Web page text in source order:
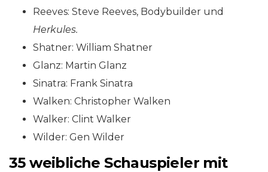
Reeves: Steve Reeves, Bodybuilder und
Herkules.
Shatner: William Shatner
Glanz: Martin Glanz
Sinatra: Frank Sinatra
Walken: Christopher Walken
Walker: Clint Walker
Wilder: Gen Wilder
35 weibliche Schauspieler mit